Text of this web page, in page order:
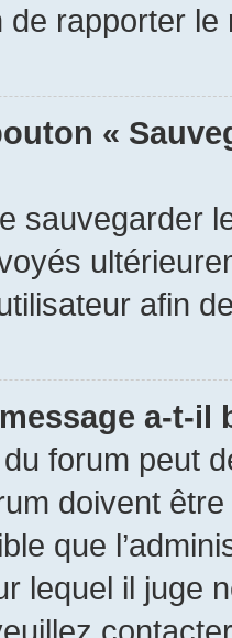
de rapporter le
«
sauvegarder
afin
a-t-il
du forum peut
doivent
que
lequel il juge